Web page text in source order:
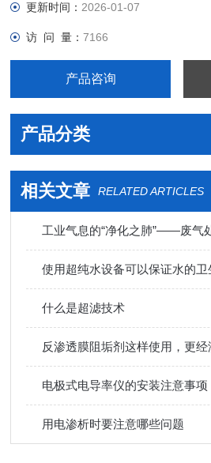
更新时间： 2026-01-07
访 问 量：7166
产品咨询
产品分类
相关文章 RELATED ARTICLES
什么是超滤技术
反渗透膜阻垢剂这样使用，更经
电极式电导率仪的安装注意事项
用电渗析时要注意哪些问题